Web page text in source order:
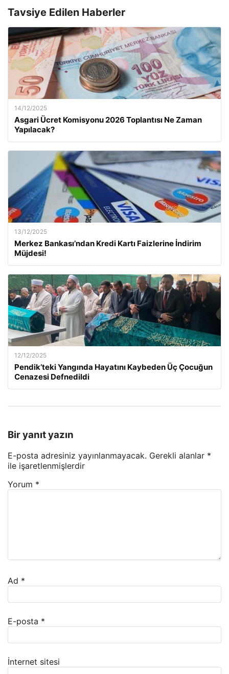
Tavsiye Edilen Haberler
14/12/2025
Asgari Ücret Komisyonu 2026 Toplantısı Ne Zaman
Yapılacak?
13/12/2025
Merkez Bankası’ndan Kredi Kartı Faizlerine İndirim
Müjdesi!
12/12/2025
Pendik’teki Yangında Hayatını Kaybeden Üç Çocuğun
Cenazesi Defnedildi
Bir yanıt yazın
E-posta adresiniz yayınlanmayacak. Gerekli alanlar *
ile işaretlenmişlerdir
Yorum *
Ad *
E-posta *
İnternet sitesi